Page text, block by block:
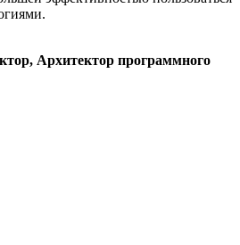
Архитектор программного